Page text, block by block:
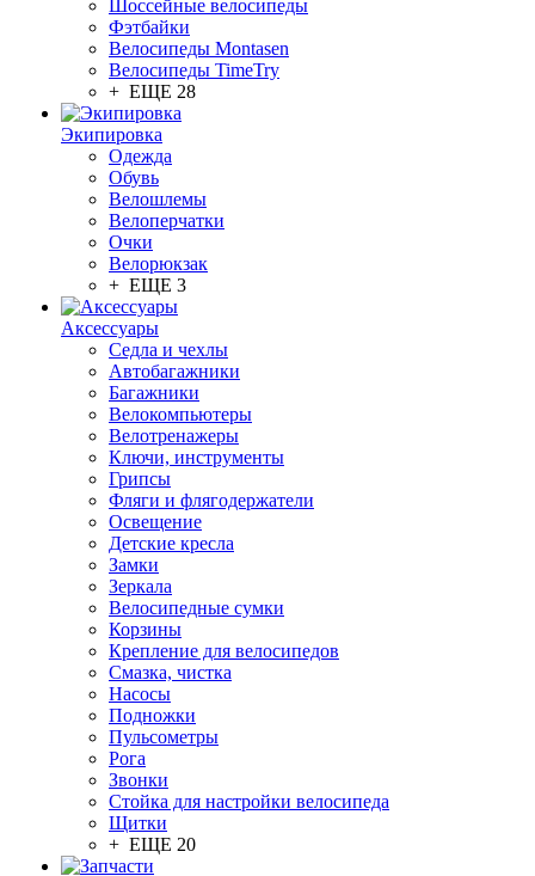
Шоссейные велосипеды
Фэтбайки
Велосипеды Montasen
Велосипеды TimeTry
+ ЕЩЕ 28
Экипировка
Одежда
Обувь
Велошлемы
Велоперчатки
Очки
Велорюкзак
+ ЕЩЕ 3
Аксессуары
Седла и чехлы
Автобагажники
Багажники
Велокомпьютеры
Велотренажеры
Ключи, инструменты
Грипсы
Фляги и флягодержатели
Освещение
Детские кресла
Замки
Зеркала
Велосипедные сумки
Корзины
Крепление для велосипедов
Смазка, чистка
Насосы
Подножки
Пульсометры
Рога
Звонки
Стойка для настройки велосипеда
Щитки
+ ЕЩЕ 20